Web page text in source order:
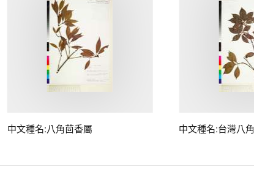
中文種名:八角茴香屬 中文種名:台灣八角